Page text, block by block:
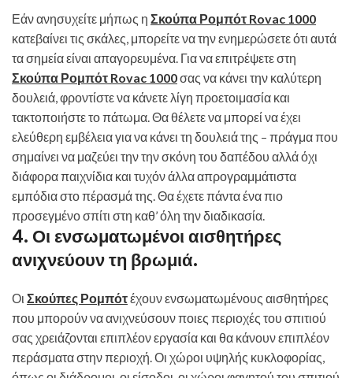
Εάν ανησυχείτε μήπως η Σκούπα Ρομπότ Rovac 1000
κατεβαίνει τις σκάλες, μπορείτε να την ενημερώσετε ότι αυτά
τα σημεία είναι απαγορευμένα. Για να επιτρέψετε στη
Σκούπα Ρομπότ Rovac 1000σας να κάνει την καλύτερη
δουλειά, φροντίστε να κάνετε λίγη προετοιμασία και
τακτοποιήστε το πάτωμα. Θα θέλετε να μπορεί να έχει
ελεύθερη εμβέλεια για να κάνει τη δουλειά της – πράγμα που
σημαίνει να μαζεύει την την σκόνη του δαπέδου αλλά όχι
διάφορα παιχνίδια και τυχόν άλλα απρογραμμάτιστα
εμπόδια στο πέρασμά της. Θα έχετε πάντα ένα πιο
προσεγμένο σπίτι στη καθ’ όλη την διαδικασία.
4. Οι ενσωματωμένοι αισθητήρες
ανιχνεύουν τη βρωμιά.
Οι Σκούπες Ρομπότέχουν ενσωματωμένους αισθητήρες
που μπορούν να ανιχνεύσουν ποιες περιοχές του σπιτιού
σας χρειάζονται επιπλέον εργασία και θα κάνουν επιπλέον
περάσματα στην περιοχή. Οι χώροι υψηλής κυκλοφορίας,